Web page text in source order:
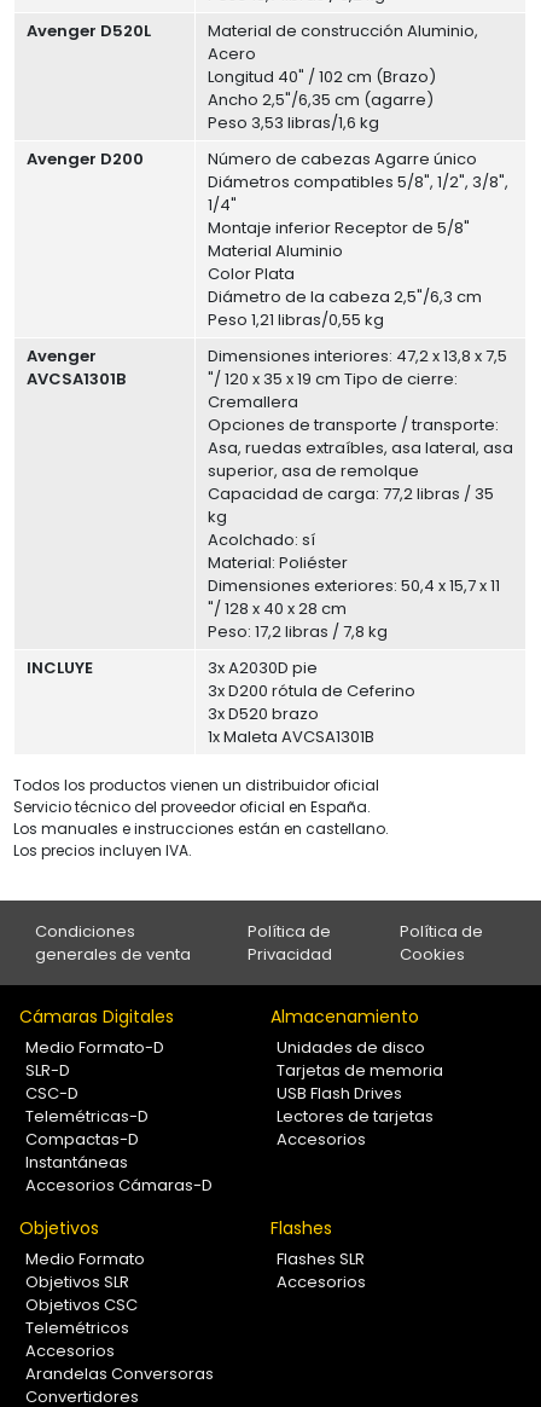
Avenger D520L
Material de construcción Aluminio,
Acero
Longitud 40" / 102 cm (Brazo)
Ancho 2,5"/6,35 cm (agarre)
Peso 3,53 libras/1,6 kg
Avenger D200
Número de cabezas Agarre único
Diámetros compatibles 5/8", 1/2", 3/8",
1/4"
Montaje inferior Receptor de 5/8"
Material Aluminio
Color Plata
Diámetro de la cabeza 2,5"/6,3 cm
Peso 1,21 libras/0,55 kg
Avenger
AVCSA1301B
Dimensiones interiores: 47,2 x 13,8 x 7,5
"/ 120 x 35 x 19 cm Tipo de cierre:
Cremallera
Opciones de transporte / transporte:
Asa, ruedas extraíbles, asa lateral, asa
superior, asa de remolque
Capacidad de carga: 77,2 libras / 35
kg
Acolchado: sí
Material: Poliéster
Dimensiones exteriores: 50,4 x 15,7 x 11
"/ 128 x 40 x 28 cm
Peso: 17,2 libras / 7,8 kg
INCLUYE
3x A2030D pie
3x D200 rótula de Ceferino
3x D520 brazo
1x Maleta AVCSA1301B
Todos los productos vienen un distribuidor oficial
Servicio técnico del proveedor oficial en España.
Los manuales e instrucciones están en castellano.
Los precios incluyen IVA.
Condiciones
generales de venta
Política de
Privacidad
Política de
Cookies
Cámaras Digitales
Medio Formato-D
SLR-D
CSC-D
Telemétricas-D
Compactas-D
Instantáneas
Accesorios Cámaras-D
Almacenamiento
Unidades de disco
Tarjetas de memoria
USB Flash Drives
Lectores de tarjetas
Accesorios
Objetivos
Medio Formato
Objetivos SLR
Objetivos CSC
Telemétricos
Accesorios
Arandelas Conversoras
Convertidores
Flashes
Flashes SLR
Accesorios